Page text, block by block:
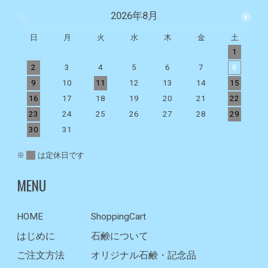
2026年8月
日 月 火 水 木 金
土
1
2
3 4 5 6 7
8
9
10 11 12 13 14
15
16
17 18 19 20 21
22
23
24 25 26 27 28
29
30
31
※ は定休日です
MENU
HOME
はじめに
ご注文方法
ShoppingCart
石鹸について
オリジナル石鹸・記念品